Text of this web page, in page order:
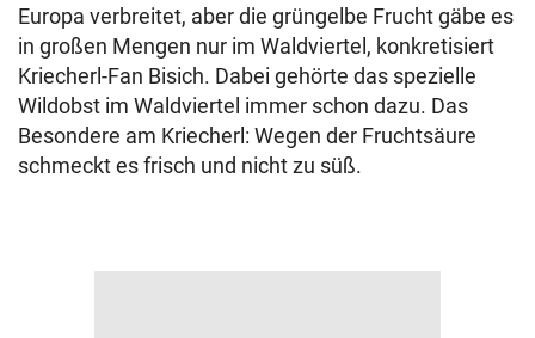
Europa verbreitet, aber die grüngelbe Frucht gäbe es
in großen Mengen nur im Waldviertel, konkretisiert
Kriecherl-Fan Bisich. Dabei gehörte das spezielle
Wildobst im Waldviertel immer schon dazu. Das
Besondere am Kriecherl: Wegen der Fruchtsäure
schmeckt es frisch und nicht zu süß.